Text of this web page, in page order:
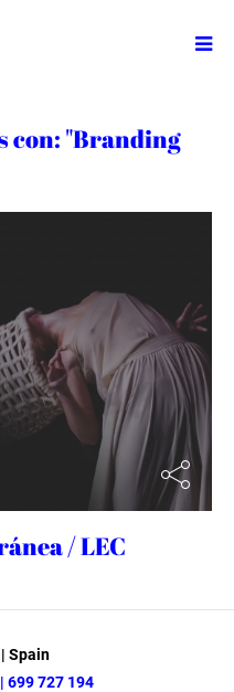
con: "Branding
/ LEC
Spain
699 727 194